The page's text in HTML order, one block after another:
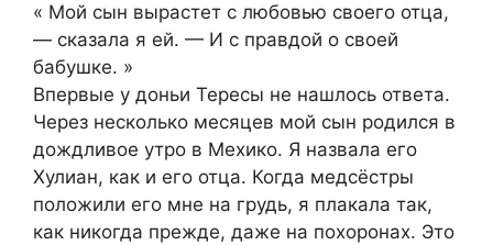
« Мой сын вырастет с любовью своего отца,
— сказала я ей. — И с правдой о своей
бабушке. »
Впервые у доньи Тересы не нашлось ответа.
Через несколько месяцев мой сын родился в
дождливое утро в Мехико. Я назвала его
Хулиан, как и его отца. Когда медсёстры
положили его мне на грудь, я плакала так,
как никогда прежде, даже на похоронах. Это